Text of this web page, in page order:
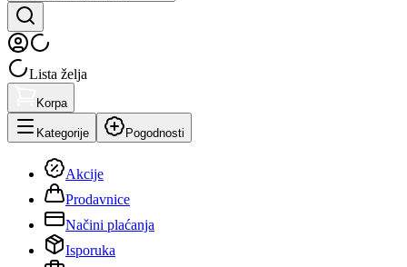
Lista želja
Korpa
Kategorije Pogodnosti
Akcije
Prodavnice
Načini plaćanja
Isporuka